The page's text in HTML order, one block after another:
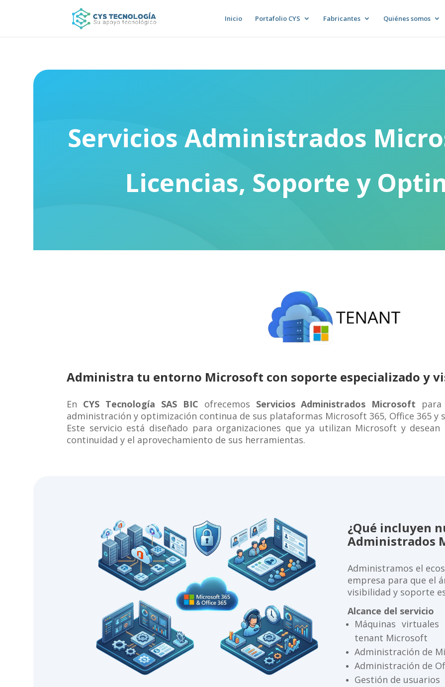
Inicio Portafolio CYS Fabricantes Quiénes somos
Servicios Administrados
Licencias, Soporte y
Administra tu entorno Microsoft con soporte especializado y
En CYS Tecnología SAS BIC ofrecemos Servicios Administrados Microsoft
administración y optimización continua de sus plataformas Microsoft 365, Office 365 y
Este servicio está diseñado para organizaciones que ya utilizan Microsoft y
continuidad y el aprovechamiento de sus herramientas.
¿Qué incluyen
Administrados
Administramos el
empresa para que el
visibilidad y soporte
Alcance del servicio
Máquinas
tenant Microsoft
Administración de
Administración de
Gestión de usuarios